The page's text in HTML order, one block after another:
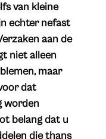
van kleine
echter nefast
aan de
niet alleen
maar
dat
worden
belang dat u
die thans